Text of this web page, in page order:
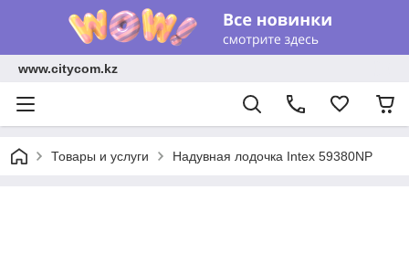
www.citycom.kz
Товары и услуги Надувная лодочка Intex 59380NP